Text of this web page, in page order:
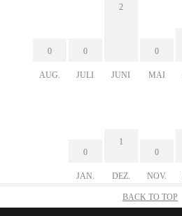
0
AUG.
0
JULI
2
JUNI
0
MAI
0
JAN.
1
DEZ.
0
NOV.
BACK TO TOP